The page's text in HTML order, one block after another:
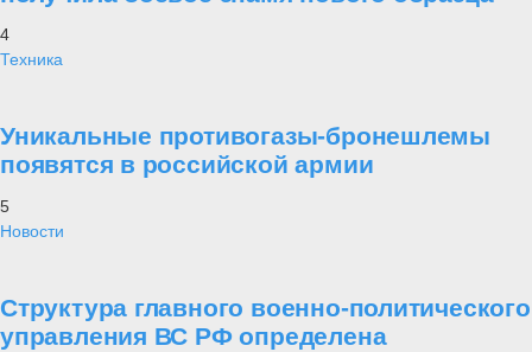
4
Техника
Уникальные противогазы-бронешлемы
появятся в российской армии
5
Новости
Структура главного военно-политического
управления ВС РФ определена